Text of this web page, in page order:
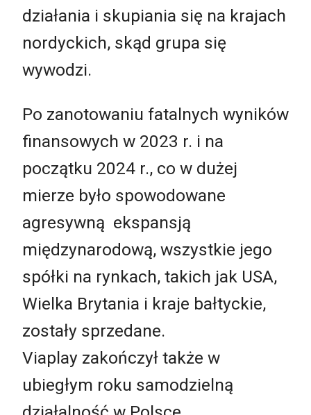
działania i skupiania się na krajach
nordyckich, skąd grupa się
wywodzi.
Po zanotowaniu fatalnych wyników
finansowych w 2023 r. i na
początku 2024 r., co w dużej
mierze było spowodowane
agresywną ekspansją
międzynarodową, wszystkie jego
spółki na rynkach, takich jak USA,
Wielka Brytania i kraje bałtyckie,
zostały sprzedane.
Viaplay zakończył także w
ubiegłym roku samodzielną